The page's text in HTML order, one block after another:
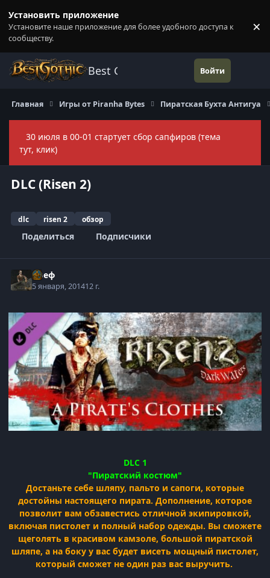
Установить приложение
Установите наше приложение для более удобного доступа к
сообществу.
×
Best Gothic Forums Войти
Главная Игры от Piranha Bytes Пиратская Бухта Антигуа
30 июля в 00-01 стартует сбор сапфиров (тема
тут, клик)
DLC (Risen 2)
dlc risen 2 обзор
Поделиться Подписчики
Алеф
5 января, 201412 г.
DLC 1
"Пиратский костюм"
Достаньте себе шляпу, пальто и сапоги, которые
достойны настоящего пирата. Дополнение, которое
позволит вам обзавестись отличной экипировкой,
включая пистолет и полный набор одежды. Вы сможете
щеголять в красивом камзоле, большой пиратской
шляпе, а на боку у вас будет висеть мощный пистолет,
который сможет не один раз вас выручить.